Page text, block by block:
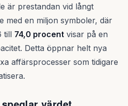
är prestandan vid långt
med en miljon symboler, där
till 74,0 procent visar på en
Detta öppnar helt nya
affärsprocesser som tidigare